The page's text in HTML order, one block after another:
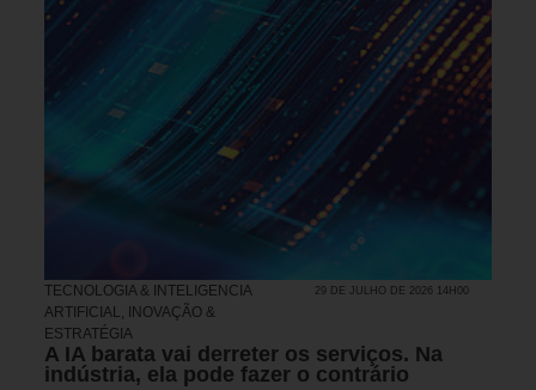
TECNOLOGIA & INTELIGENCIA
ARTIFICIAL, INOVAÇÃO &
ESTRATÉGIA
29 DE JULHO DE 2026 14H00
A IA barata vai derreter os serviços. Na
indústria, ela pode fazer o contrário